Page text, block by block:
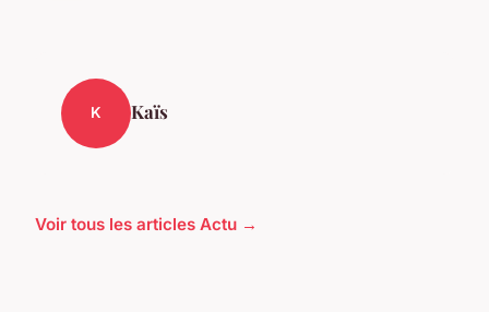
K Kaïs
Voir tous les articles Actu →